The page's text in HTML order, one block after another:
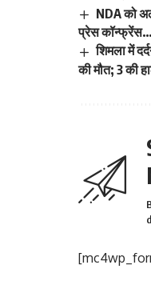
NDA को
प्रेस कॉन्फ्रेंस…
शिमला में
की मौत; 3 की